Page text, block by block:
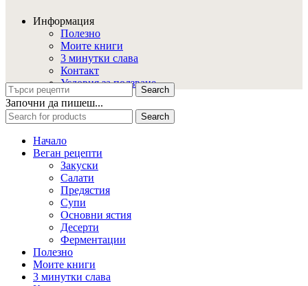
Информация
Полезно
Моите книги
3 минутки слава
Контакт
Условия за ползване
Search
Започни да пишеш...
Search
Начало
Веган рецепти
Закуски
Салати
Предястия
Супи
Основни ястия
Десерти
Ферментации
Полезно
Моите книги
3 минутки слава